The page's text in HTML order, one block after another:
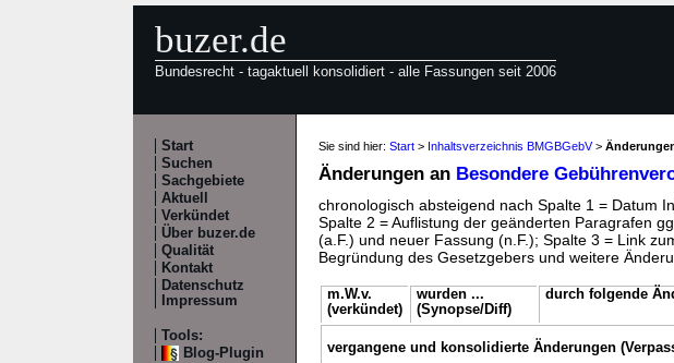
buzer.de
Bundesrecht - tagaktuell konsolidiert - alle Fassungen seit 2006
Start
Suchen
Sachgebiete
Aktuell
Verkündet
Über buzer.de
Qualität
Kontakt
Datenschutz
Impressum
Tools:
Blog-Plugin
Sie sind hier: Start > Inhaltsverzeichnis BMGBGebV>
Änderungen an Besondere
chronologisch absteigend nach Spalte 1 = Datum
Spalte 2 = Auflistung der geänderten Paragrafen
(a.F.) und neuer Fassung (n.F.); Spalte 3 = Link
Begründung des Gesetzgebers und weitere
m.W.v.
(verkündet)
wurden ...
(Synopse/Diff)
durch folgende
vergangene und konsolidierte Änderungen